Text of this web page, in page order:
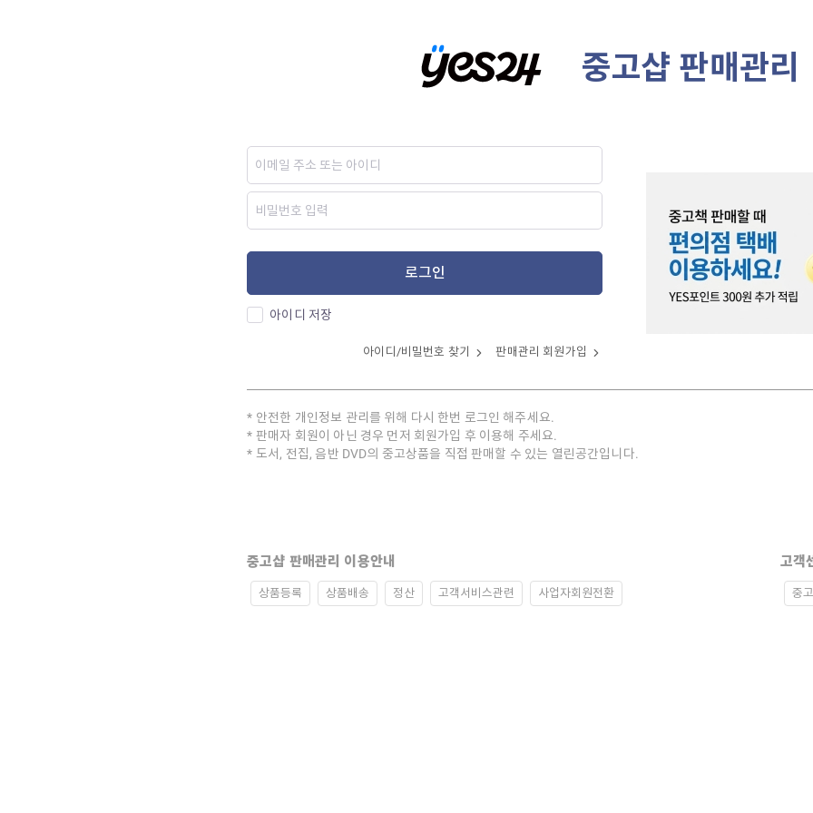
중고샵 판매관리
로그인
아이디 저장
아이디/비밀번호 찾기 판매관리 회원가입
안전한 개인정보 관리를 위해 다시 한번 로그인 해주세요.
판매자 회원이 아닌 경우 먼저 회원가입 후 이용해 주세요.
도서, 전집, 음반 DVD의 중고상품을 직접 판매할 수 있는 열린공간입니다.
중고샵 판매관리 이용안내
상품등록 상품배송 정산 고객서비스관련 사업자회원전환
고객
중